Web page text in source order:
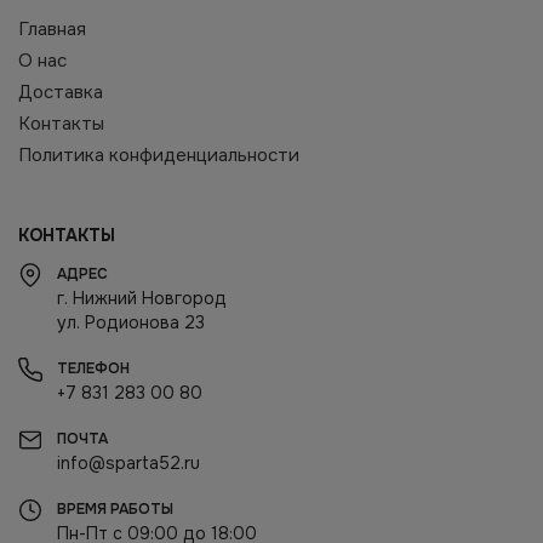
Главная
О нас
Доставка
Контакты
Политика конфиденциальности
КОНТАКТЫ
АДРЕС
г. Нижний Новгород
ул. Родионова 23
ТЕЛЕФОН
+7 831 283 00 80
ПОЧТА
info@sparta52.ru
ВРЕМЯ РАБОТЫ
Пн-Пт с 09:00 до 18:00